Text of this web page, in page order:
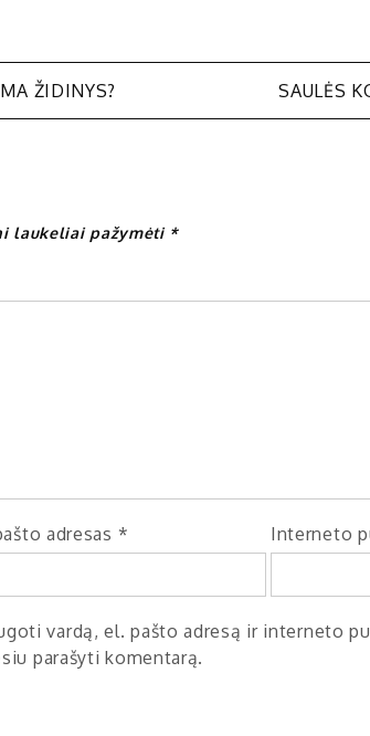
ŽIDINYS? SAULĖS
laukeliai pažymėti *
adresas * Interneto
vardą, el. pašto adresą ir interneto
parašyti komentarą.